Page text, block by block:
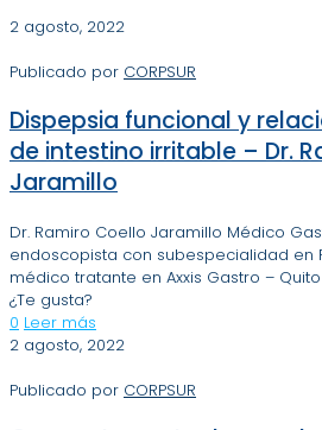
2 agosto, 2022
Publicado por CORPSUR
Dispepsia funcional y
de intestino irritable – Dr.
Jaramillo
Dr. Ramiro Coello Jaramillo Médico
endoscopista con subespecialidad en
médico tratante en Axxis Gastro – Quito
¿Te gusta?
0 Leer más
2 agosto, 2022
Publicado por CORPSUR